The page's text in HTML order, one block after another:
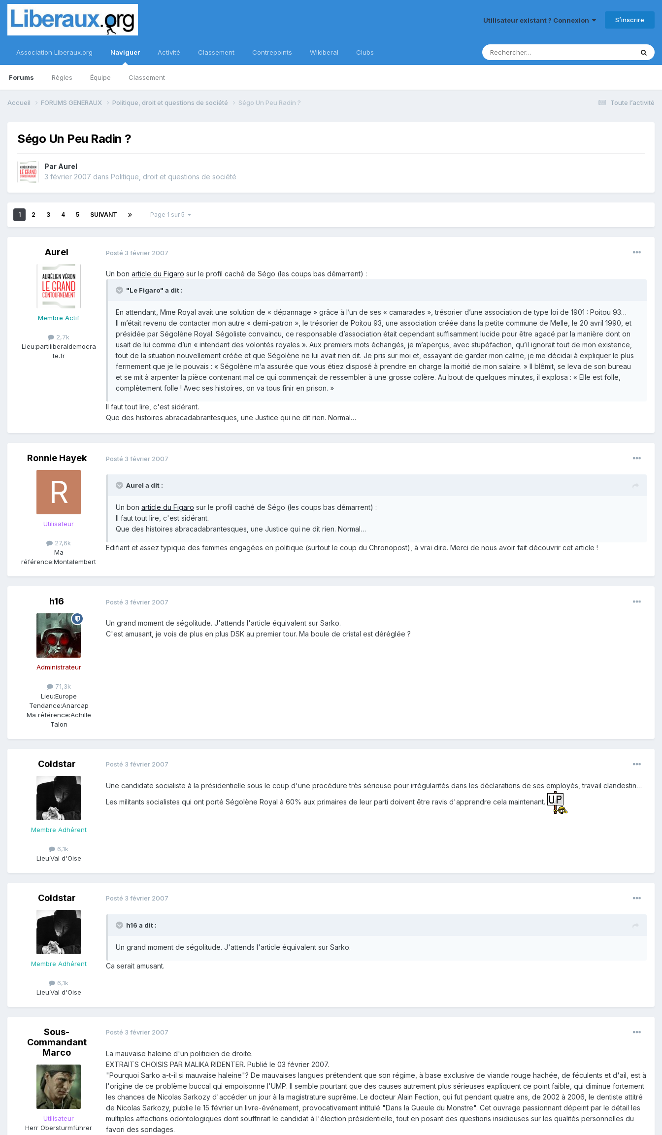
Utilisateur existant ? Connexion S’inscrire
Association Liberaux.org Naviguer
Forums Règles Équipe Classement
Activité Classement Contrepoints Wikiberal Clubs
Toute l’activité
Accueil FORUMS GENERAUX Politique, droit et questions de société Ségo Un Peu Radin ?
Ségo Un Peu Radin ?
Par Aurel
3 février 2007 dans Politique, droit et questions de société
1 2 3 4 5 SUIVANT Page 1 sur 5
Aurel
Membre Actif
2,7k
Lieu:partiliberaldemocra
te.fr
Posté 3 février 2007
Un bon article du Figaro sur le profil caché de Ségo (les coups bas démarrent) :
"Le Figaro" a dit :
En attendant, Mme Royal avait une solution de « dépannage » grâce à l’un de ses « camarades », trésorier d’une association de type loi de 1901 : Poitou 93…
Il m’était revenu de contacter mon autre « demi-patron », le trésorier de Poitou 93, une association créée dans la petite commune de Melle, le 20 avril 1990, et
présidée par Ségolène Royal. Ségoliste convaincu, ce responsable d’association était cependant suffisamment lucide pour être agacé par la manière dont on
usait de lui comme d’un « intendant des volontés royales ». Aux premiers mots échangés, je m’aperçus, avec stupéfaction, qu’il ignorait tout de mon existence,
tout de la situation nouvellement créée et que Ségolène ne lui avait rien dit. Je pris sur moi et, essayant de garder mon calme, je me décidai à expliquer le plus
fermement que je le pouvais : « Ségolène m’a assurée que vous étiez disposé à prendre en charge la moitié de mon salaire. » Il blêmit, se leva de son bureau
et se mit à arpenter la pièce contenant mal ce qui commençait de ressembler à une grosse colère. Au bout de quelques minutes, il explosa : « Elle est folle,
complètement folle ! Avec ses histoires, on va tous finir en prison. »
Il faut tout lire, c'est sidérant.
Que des histoires abracadabrantesques, une Justice qui ne dit rien. Normal…
Ronnie Hayek
Utilisateur
27,6k
Ma
référence:Montalembert
Posté 3 février 2007
Aurel a dit :
Un bon article du Figaro sur le profil caché de Ségo (les coups bas démarrent) :
Il faut tout lire, c'est sidérant.
Que des histoires abracadabrantesques, une Justice qui ne dit rien. Normal…
Edifiant et assez typique des femmes engagées en politique (surtout le coup du Chronopost), à vrai dire. Merci de nous avoir fait découvrir cet article !
h16
Administrateur
71,3k
Lieu:Europe
Tendance:Anarcap
Ma référence:Achille
Talon
Posté 3 février 2007
Un grand moment de ségolitude. J'attends l'article équivalent sur Sarko.
C'est amusant, je vois de plus en plus DSK au premier tour. Ma boule de cristal est déréglée ?
Coldstar
Membre Adhérent
6,1k
Lieu:Val d'Oise
Posté 3 février 2007
Une candidate socialiste à la présidentielle sous le coup d'une procédure très sérieuse pour irrégularités dans les déclarations de ses employés, travail clandestin…
Les militants socialistes qui ont porté Ségolène Royal à 60% aux primaires de leur parti doivent être ravis d'apprendre cela maintenant.
Coldstar
Membre Adhérent
6,1k
Lieu:Val d'Oise
Posté 3 février 2007
h16 a dit :
Un grand moment de ségolitude. J'attends l'article équivalent sur Sarko.
Ca serait amusant.
Sous-
Commandant
Marco
Utilisateur
Herr Obersturmführer
Posté 3 février 2007
La mauvaise haleine d'un politicien de droite.
EXTRAITS CHOISIS PAR MALIKA RIDENTER. Publié le 03 février 2007.
"Pourquoi Sarko a-t-il si mauvaise haleine"? De mauvaises langues prétendent que son régime, à base exclusive de viande rouge hachée, de féculents et d'ail, est à
l'origine de ce problème buccal qui empoisonne l'UMP. Il semble pourtant que des causes autrement plus sérieuses expliquent ce point faible, qui diminue fortement
les chances de Nicolas Sarkozy d'accéder un jour à la magistrature suprême. Le docteur Alain Fection, qui fut pendant quatre ans, de 2002 à 2006, le dentiste attitré
de Nicolas Sarkozy, publie le 15 février un livre-événement, provocativement intitulé "Dans la Gueule du Monstre". Cet ouvrage passionnant dépeint par le détail les
multiples affections odontologiques dont souffrirait le candidat à l'élection présidentielle, tout en posant des questions insidieuses sur les qualités personnelles du
favori des sondages.